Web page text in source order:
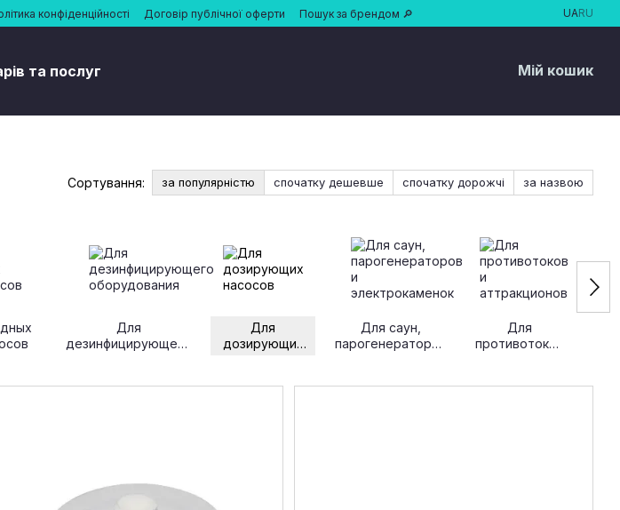
конфіденційності Договір публічної оферти Пошук за брендом 🔎 UARU
та послуг Мій кошик
Сортування: за популярністю спочатку дешевше спочатку дорожчі за назвою
Для
дезинфицирующего
Для
дозирующих
Для саун,
парогенераторов
Для
противотоков